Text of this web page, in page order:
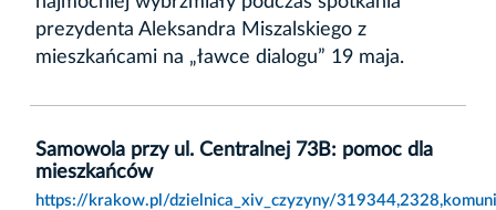
prezydenta Aleksandra Miszalskiego z
mieszkańcami na „ławce dialogu” 19 maja.
Samowola przy ul. Centralnej 73B: pomoc dla
mieszkańców
https://krakow.pl/dzielnica_xiv_czyzyny/